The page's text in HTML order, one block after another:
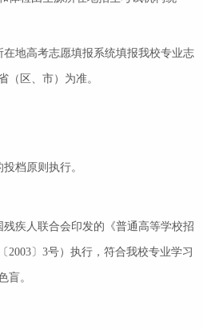
在地高考志愿填报系统填报我校专业志
（区、市）为准。
档原则执行。
疾人联合会印发的《普通高等学校招
2003〕3号）执行，符合我校专业学习
盲。